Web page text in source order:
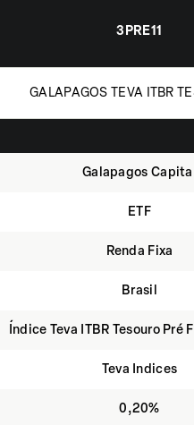
3PRE11
GALAPAGOS TEVA ITBR
Galapagos
ETF
Renda Fixa
Brasil
Índice Teva ITBR Tesouro Pré
Teva Indices
0,20%